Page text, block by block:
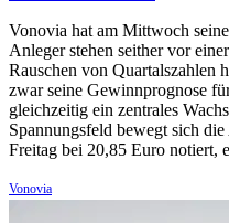
Vonovia hat am Mittwoch
Anleger stehen seither vor
Rauschen von Quartalszahlen
zwar seine Gewinnprognose
gleichzeitig ein zentrales
Spannungsfeld bewegt sich
Freitag bei 20,85 Euro notiert,
Vonovia